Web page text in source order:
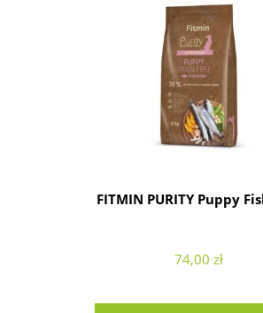
FITMIN PURITY Puppy
74,00 zł